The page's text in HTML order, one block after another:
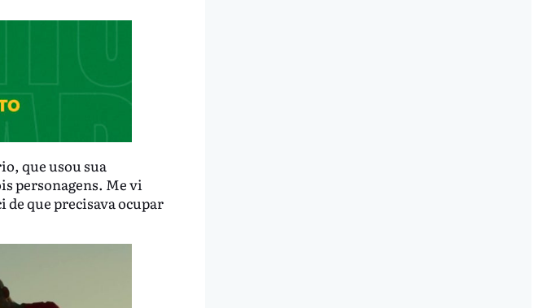
que usou sua
personagens. Me vi
de que precisava ocupar